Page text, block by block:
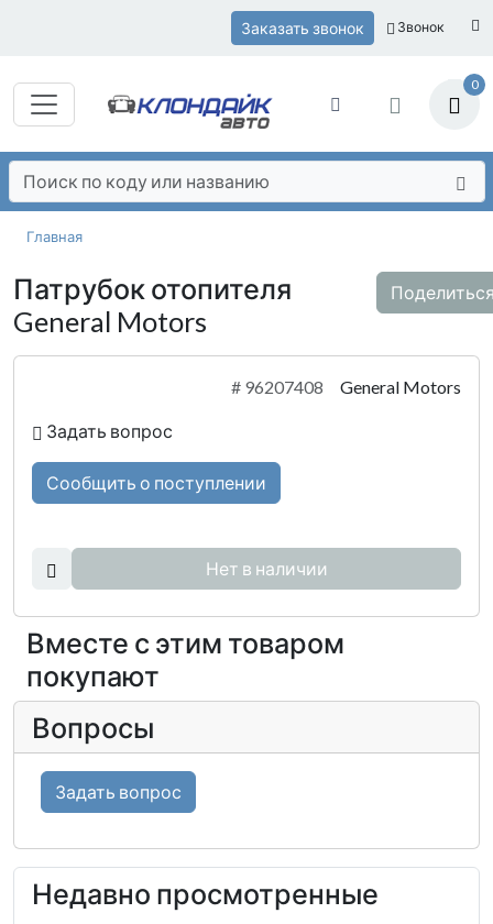
Заказать звонок Звонок
0
Главная
Патрубок отопителя
General Motors
# 96207408 General Motors
Задать вопрос
Сообщить о поступлении
Нет в наличии
Вместе с этим товаром
покупают
Вопросы
Задать вопрос
Недавно просмотренные